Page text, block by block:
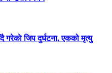
गरेकाे जिप दुर्घटना, एकको मृत्यु